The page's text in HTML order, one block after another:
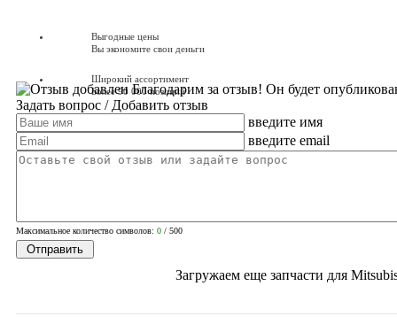
Выгодные цены
Вы экономите свои деньги
Широкий ассортимент
Более 90 000 позиций
Доставка по России от 250 руб.
Вопросы? Звоните!
Благодарим за отзыв! Он будет
Задать вопрос / Добавить отзыв
введите имя
введите email
Максимальное количество символов: 0 / 500
Загружаем еще запчасти для